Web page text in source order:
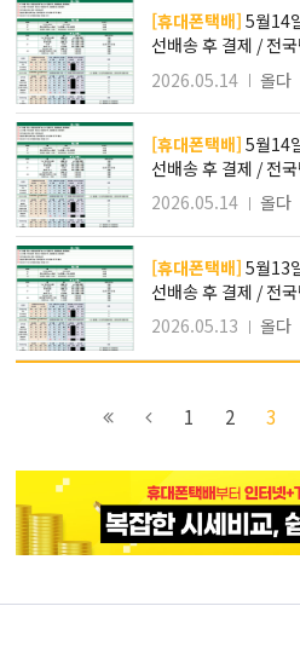
[휴대폰택배] 5월14일 [올다] 휴대폰성지 2차 시세표 /
선배송 후 결제 / 전
2026.05.14
올다
[휴대폰택배] 5월14일 [올다] 휴대폰성지 1차 시세표 /
선배송 후 결제 / 전
2026.05.14
올다
[휴대폰택배] 5월13일 [올다] 휴대폰성지 2차 시세표 /
선배송 후 결제 / 전
2026.05.13
올다
블록으로페이지로
1 2 3